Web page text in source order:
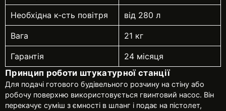
Необхідна к-сть повітря від 280 л
Вага 21 кг
Гарантія
24 місяця
Принцип роботи штукатурної станції
Для подачі готового будівельного розчину на стіну або
робочу поверхню використовується гвинтовий насос. Він
перекачує суміш з ємності в шланг і подає на пістолет,